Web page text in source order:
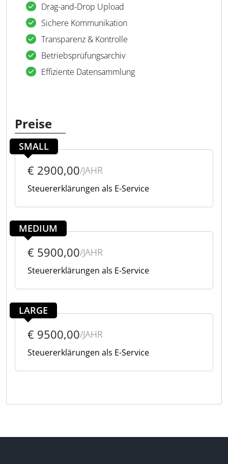
Drag-and-Drop Upload
Sichere Kommunikation
Transparenz & Kontrolle
Betriebsprüfungsarchiv
Effiziente Datensammlung
Preise
SMALL
€ 2900,00/JAHR
Steuererklärungen als E-Service
MEDIUM
€ 5900,00/JAHR
Steuererklärungen als E-Service
LARGE
€ 9500,00/JAHR
Steuererklärungen als E-Service